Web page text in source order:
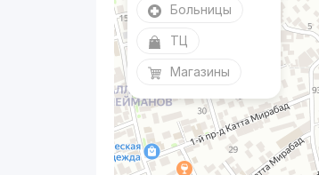
Больницы
ТЦ
Магазины